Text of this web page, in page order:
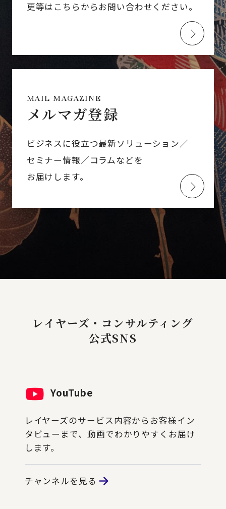
更等はこちらからお問い合わせください。
MAIL MAGAZINE
メルマガ登録
ビジネスに役立つ最新ソリューション／
セミナー情報／コラムなどを
お届けします。
レイヤーズ・コンサルティング
公式SNS
YouTube
レイヤーズのサービス内容からお客様イン
タビューまで、動画でわかりやすくお届け
します。
チャンネルを見る